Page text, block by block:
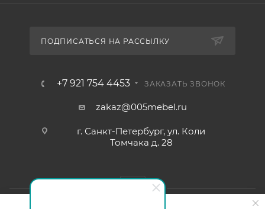
ПОДПИСАТЬСЯ НА РАССЫЛКУ
+7 921 754 4453 ЗАКАЗАТЬ ЗВОНОК
zakaz@005mebel.ru
г. Санкт-Петербург, ул. Коли
Томчака д. 28